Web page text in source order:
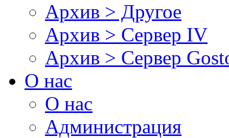
Архив > Другое
Архив > Сервер IV
Архив > Сервер
О нас
О нас
Администрация